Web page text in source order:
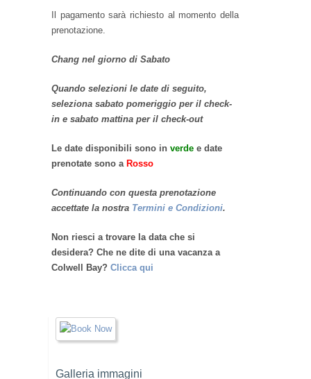
Il pagamento sarà richiesto al momento della
prenotazione.
Chang nel giorno di Sabato
Quando selezioni le date di seguito,
seleziona sabato pomeriggio per il check-
in e sabato mattina per il check-out
Le date disponibili sono in verde e date
prenotate sono a Rosso
Continuando con questa prenotazione
accettate la nostra Termini e Condizioni.
Non riesci a trovare la data che si
desidera? Che ne dite di una vacanza a
Colwell Bay? Clicca qui
Galleria immagini